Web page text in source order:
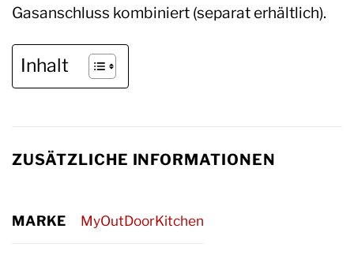
Gasanschluss kombiniert (separat erhältlich).
Inhalt
ZUSÄTZLICHE INFORMATIONEN
MARKE MyOutDoorKitchen